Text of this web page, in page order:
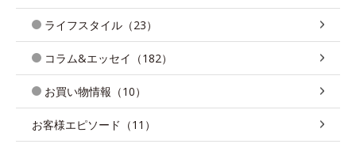
ライフスタイル（23）
コラム&エッセイ（182）
お買い物情報（10）
お客様エピソード（11）